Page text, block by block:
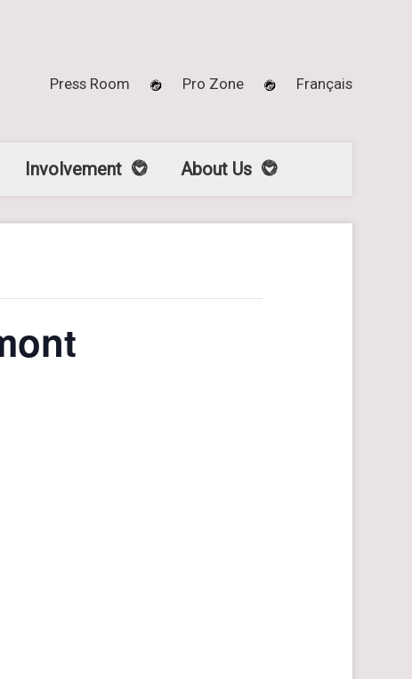
Press Room Pro Zone Français
Involvement About Us